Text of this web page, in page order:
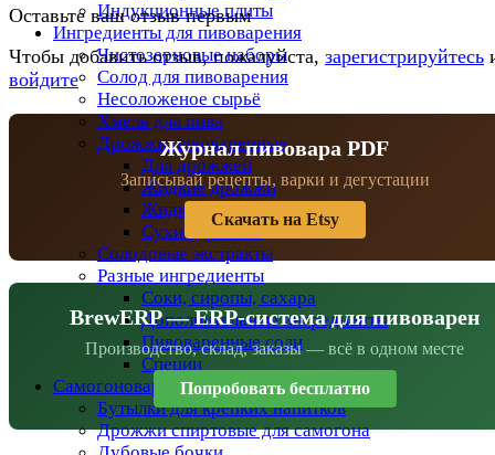
Индукционные плиты
Ингредиенты для пивоварения
Чистозерновые наборы
Солод для пивоварения
Несоложеное сырьё
Хмель для пива
Дрожжи пивоваренные
Для дрожжей
Жидкие дрожжи
Жидкие дрожжи BeersFan
Сухие дрожжи
Солодовые экстракты
Разные ингредиенты
Соки, сиропы, сахара
Дополнительные ингредиенты
Пивоваренные соли
Специи
Самогоноварение
Бутылки для крепких напитков
Дрожжи спиртовые для самогона
Оставьте ваш отзыв первым
Чтобы добавить отзыв, пожалуйста, зарегистрируйтесь
войдите
Журнал пивовара PDF
Записывай рецепты, варки и дегустации
Скачать на Etsy
BrewERP — ERP-система для пивоварен
Производство, склад, заказы — всё в одном месте
Попробовать бесплатно